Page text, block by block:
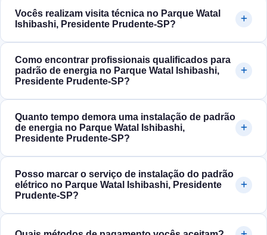
Vocês realizam visita técnica no Parque Watal
Ishibashi, Presidente Prudente‑SP?
Como encontrar profissionais qualificados para
padrão de energia no Parque Watal Ishibashi,
Presidente Prudente‑SP?
Quanto tempo demora uma instalação de padrão
de energia no Parque Watal Ishibashi,
Presidente Prudente‑SP?
Posso marcar o serviço de instalação do padrão
elétrico no Parque Watal Ishibashi, Presidente
Prudente‑SP?